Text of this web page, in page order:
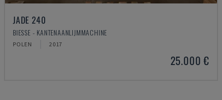
JADE 240
BIESSE - KANTENAANLIJMMACHINE
POLEN 2017
25.000 €